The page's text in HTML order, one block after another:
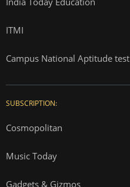
ITMI
Campus National Aptitude test
SUBSCRIPTION:
Cosmopolitan
Music Today
Gadgets & Gizmos